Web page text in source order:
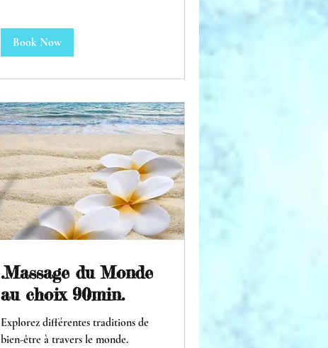
Book Now
.Massage du Monde
au choix 90min.
Explorez différentes traditions de
bien-être à travers le monde.